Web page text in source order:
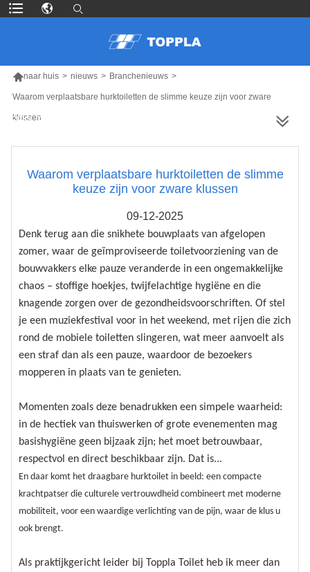
naar huis > nieuws > Branchenieuws >
Waarom verplaatsbare hurktoiletten de slimme keuze zijn voor zware
klussen
MEER PRODUCTEN
Waarom verplaatsbare hurktoiletten de slimme
keuze zijn voor zware klussen
09-12-2025
Denk terug aan die snikhete bouwplaats van afgelopen
zomer, waar de geïmproviseerde toiletvoorziening van de
bouwvakkers elke pauze veranderde in een ongemakkelijke
chaos – stoffige hoekjes, twijfelachtige hygiëne en die
knagende zorgen over de gezondheidsvoorschriften. Of stel
je een muziekfestival voor in het weekend, met rijen die zich
rond de mobiele toiletten slingeren, wat meer aanvoelt als
een straf dan als een pauze, waardoor de bezoekers
mopperen in plaats van te genieten.
Momenten zoals deze benadrukken een simpele waarheid:
in de hectiek van thuiswerken of grote evenementen mag
basishygiëne geen bijzaak zijn; het moet betrouwbaar,
respectvol en direct beschikbaar zijn. Dat is...
En daar komt het draagbare hurktoilet in beeld: een compacte
krachtpatser die culturele vertrouwdheid combineert met moderne
mobiliteit, voor een waardige verlichting van de pijn, waar de klus u
ook brengt.
Als praktijkgericht leider bij Toppla Toilet heb ik meer dan